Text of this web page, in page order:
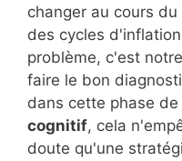
changer au cours
des cycles
problème, c'est
faire le bon
dans cette phase
cognitif, cela
doute qu'une